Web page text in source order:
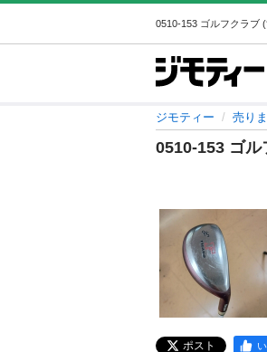
ジモティー 売り
0510-153 ゴル
ポスト